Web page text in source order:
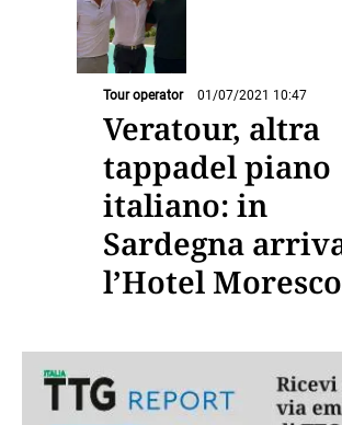
Tour operator 01/07/2021 10:47
Veratour, altra
tappadel piano
italiano: in
Sardegna
l’Hotel Moresco